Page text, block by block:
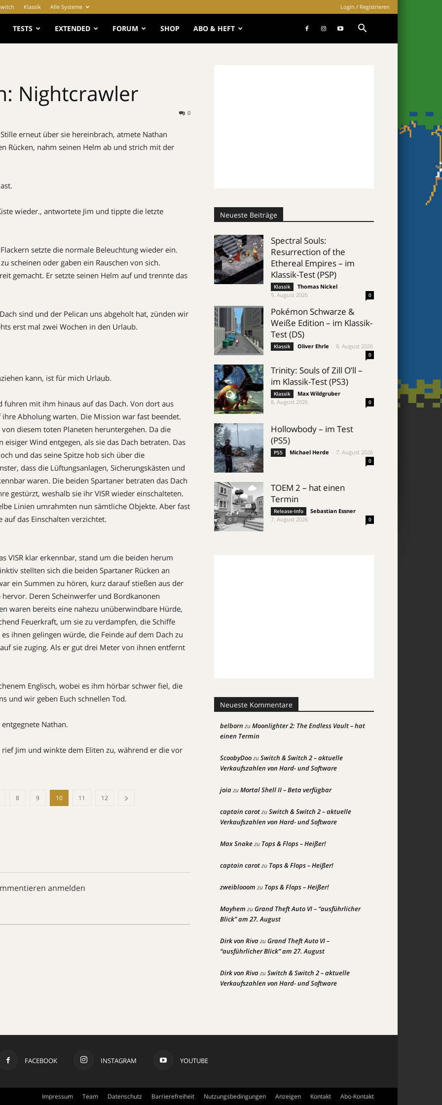
Klassik Alle Systeme Login / Registrieren
TESTS EXTENDED FORUM SHOP ABO & HEFT
Nightcrawler
0
erneut über sie hereinbrach, atmete Nathan
Rücken, nahm seinen Helm ab und strich mit der
wieder., antwortete Jim und tippte die letzte
setzte die normale Beleuchtung wieder ein.
scheinen oder gaben ein Rauschen von sich.
gemacht. Er setzte seinen Helm auf und trennte das
Dach sind und der Pelican uns abgeholt hat, zünden wir
erst mal zwei Wochen in den Urlaub.
kann, ist für mich Urlaub.
mit ihm hinaus auf das Dach. Von dort aus
Abholung warten. Die Mission war fast beendet.
diesem toten Planeten heruntergehen. Da die
Wind entgegen, als sie das Dach betraten. Das
und das seine Spitze hob sich über die
dass die Lüftungsanlagen, Sicherungskästen und
waren. Die beiden Spartaner betraten das Dach
gestürzt, weshalb sie ihr VISR wieder einschalteten.
Linien umrahmten nun sämtliche Objekte. Aber fast
das Einschalten verzichtet.
VISR klar erkennbar, stand um die beiden herum
stellten sich die beiden Spartaner Rücken an
ein Summen zu hören, kurz darauf stießen aus der
Deren Scheinwerfer und Bordkanonen
waren bereits eine nahezu unüberwindbare Hürde,
Feuerkraft, um sie zu verdampfen, die Schiffe
ihnen gelingen würde, die Feinde auf dem Dach zu
sie zuging. Als er gut drei Meter von ihnen entfernt
Englisch, wobei es ihm hörbar schwer fiel, die
und wir geben Euch schnellen Tod.
entgegnete Nathan.
rief Jim und winkte dem Eliten zu, während er die vor
8 9 10 11 12
anmelden
Neueste Beiträge
Spectral Souls:
Resurrection of the
Ethereal Empires – im
Klassik-Test (PSP)
Klassik Thomas Nickel
9. August 2026
0
Pokémon Schwarze &
Weiße Edition – im Klassik-
Test (DS)
Klassik Oliver Ehrle 8. August 2026
0
Trinity: Souls of Zill O’ll –
im Klassik-Test (PS3)
Klassik Max Wildgruber
8. August 2026
0
Hollowbody – im Test
(PS5)
PS5 Michael Herde 7. August 2026
0
TOEM 2 – hat einen
Termin
Release-Info Sebastian Essner
7. August 2026
0
Neueste Kommentare
belborn zuMoonlighter 2: The Endless Vault – hat
einen Termin
ScoobyDoozuSwitch & Switch 2 – aktuelle
Verkaufszahlen von Hard- und Software
joiazuMortal Shell II – Beta verfügbar
captain carotzuSwitch & Switch 2 – aktuelle
Verkaufszahlen von Hard- und Software
Max Snakezu Tops & Flops – Heißer!
captain carotzu Tops & Flops – Heißer!
zweiblooom zu Tops & Flops – Heißer!
Mayhem zuGrand Theft Auto VI – “ausführlicher
Blick” am 27. August
Dirk von RivazuGrand Theft Auto VI –
“ausführlicher Blick” am 27. August
Dirk von RivazuSwitch & Switch 2 – aktuelle
Verkaufszahlen von Hard- und Software
FACEBOOK INSTAGRAM YOUTUBE
Impressum Team Datenschutz Barrierefreiheit Nutzungsbedingungen Anzeigen Kontakt Abo-Kontakt